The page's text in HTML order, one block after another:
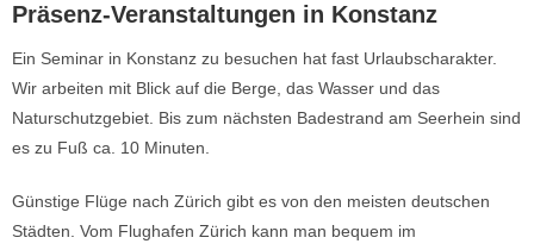
Präsenz-Veranstaltungen in Konstanz​
Ein Seminar in Konstanz zu besuchen hat fast Urlaubscharakter.
Wir arbeiten mit Blick auf die Berge, das Wasser und das
Naturschutzgebiet. Bis zum nächsten Badestrand am Seerhein sind
es zu Fuß ca. 10 Minuten.
Günstige Flüge nach Zürich gibt es von den meisten deutschen
Städten. Vom Flughafen Zürich kann man bequem im